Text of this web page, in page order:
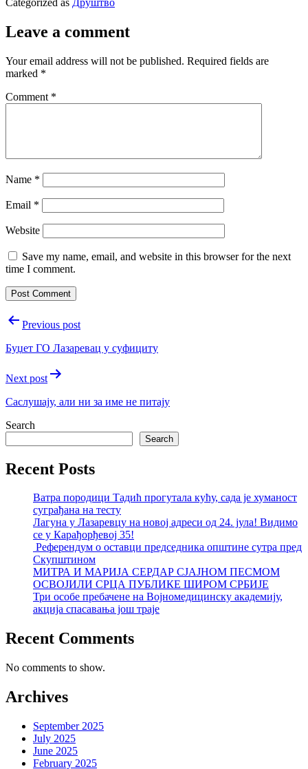
Leave a comment
Your email address will not be published. Required fields are
marked *
Comment *
Name *
Email *
Website
Save my name, email, and website in this browser for the next
time I comment.
PostPrevious post
Буџет ГO Лазаревац у суфициту
Next post
Саслушају, али ни за име не питају
Search
Search
Recent Posts
Ватра породици Тадић прогутала кућу, сада је хуманост
суграђана на тесту
Лагуна у Лазаревцу на новој адреси од 24. јула! Видимо
се у Карађорђевој 35!
Референдум о оставци председника општине сутра пред
Скупштином
МИТРА И МАРИЈА СЕРДАР СЈАЈНОМ ПЕСМОМ
ОСВОЈИЛИ СРЦА ПУБЛИКЕ ШИРОМ СРБИЈЕ
Три особе пребачене на Војномедицинску академију,
акција спасавања још траје
Recent Comments
No comments to show.
Archives
September 2025
July 2025
June 2025
February 2025